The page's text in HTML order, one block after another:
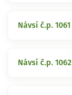
Návsí č.p. 1061
Návsí č.p. 1062